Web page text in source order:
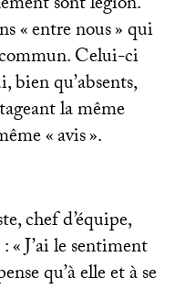
«entre nous» qui
Celui-ci
bien qu’absents,
la même
«avis».
chef d’équipe,
«J’ai le sentiment
qu’à elle et à se